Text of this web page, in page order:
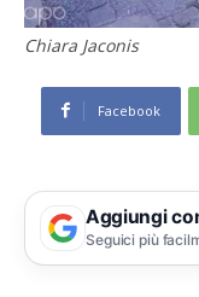
Chiara Jaconis
Facebook
Aggiungi
Seguici più